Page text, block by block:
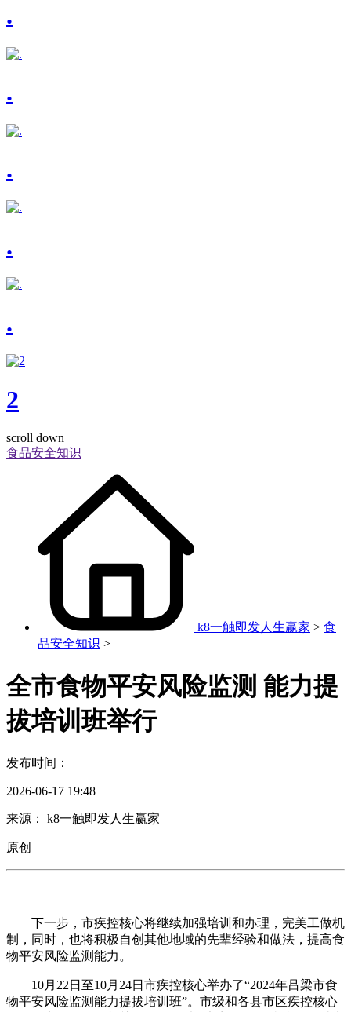
.
.
.
.
.
2
scroll down
食品安全知识
k8一触即发人生赢家 > 食
品安全知识 >
全市食物平安风险监测 能力提
拔培训班举行
发布时间：
2026-06-17 19:48
来源： k8一触即发人生赢家
原创
下一步，市疾控核心将继续加强培训和办理，完美工做机
制，同时，也将积极自创其他地域的先辈经验和做法，提高食
物平安风险监测能力。
10月22日至10月24日市疾控核心举办了“2024年吕梁市食
物平安风险监测能力提拔培训班”。市级和各县市区疾控核心